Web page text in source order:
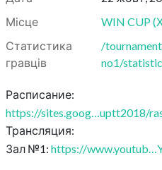
Місце
WIN CUP(
Статистика
гравців
/
no1/
Расписание:
https://sites.goog…uptt2018/
Трансляция:
Зал №1: https://